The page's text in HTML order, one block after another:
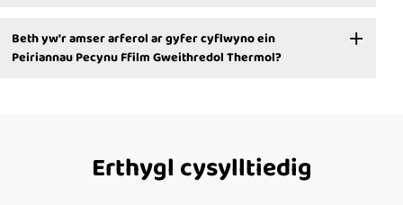
Beth yw'r amser arferol ar gyfer cyflwyno ein
Peiriannau Pecynu Ffilm Gweithredol Thermol?
Erthygl cysylltiedig